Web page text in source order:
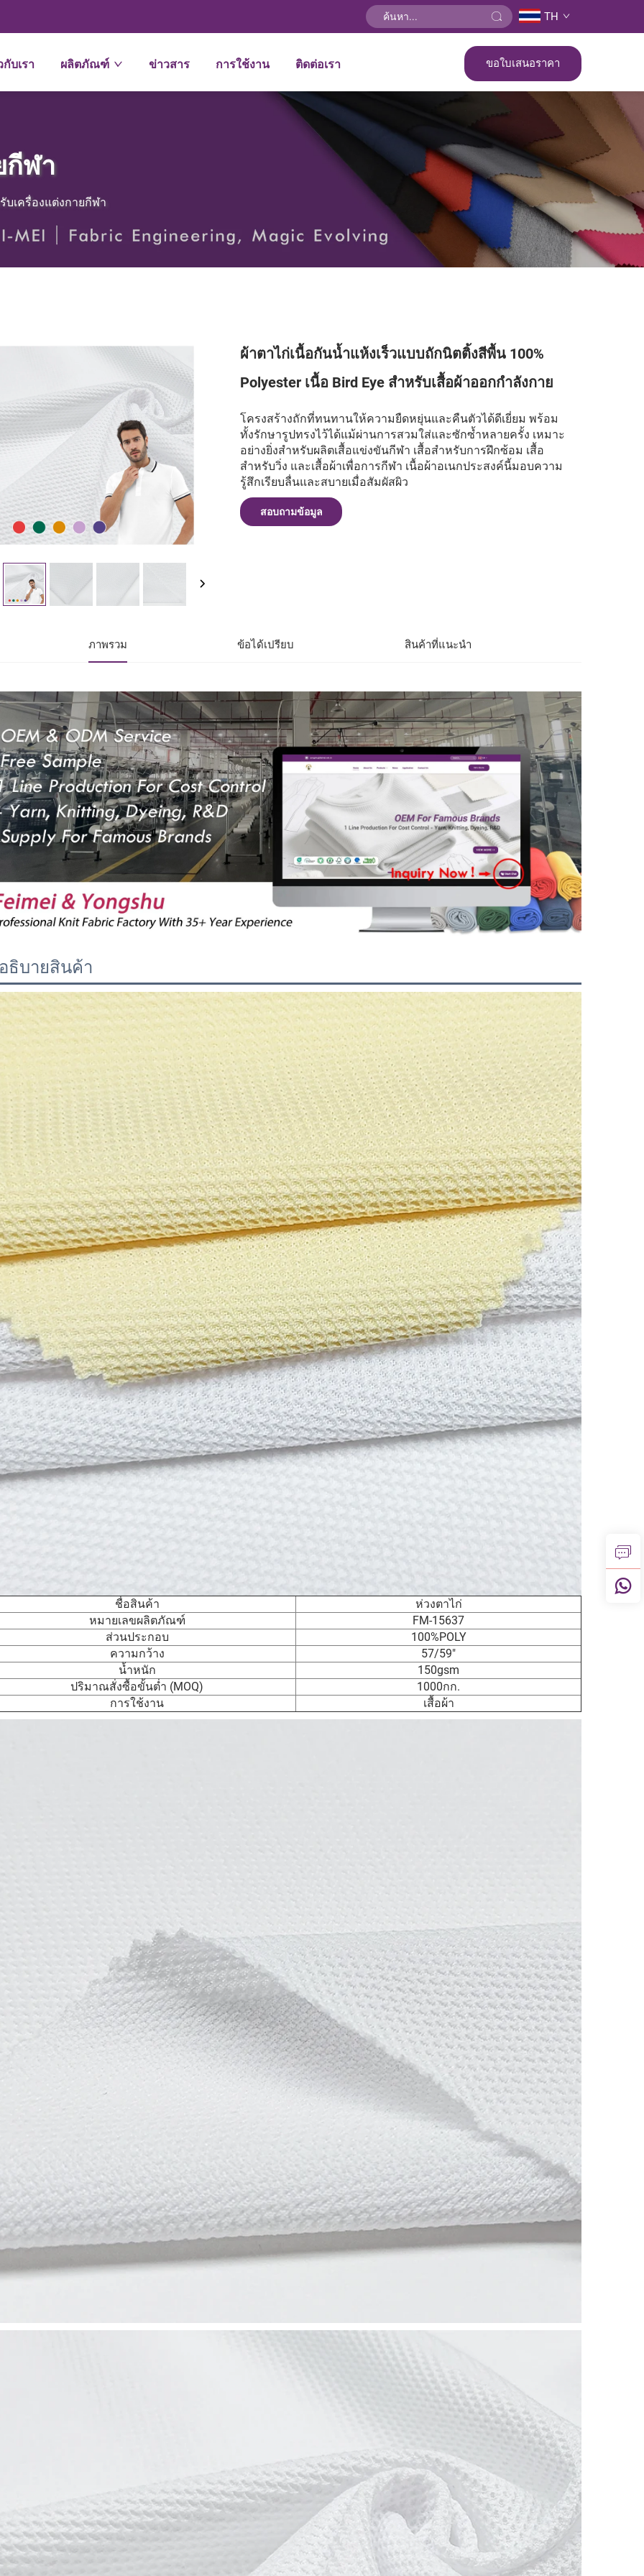
TH
กับเรา ผลิตภัณฑ์ ข่าวสาร การใช้งาน ติดต่อเรา ขอใบเสนอราคา
กีฬา
บเครื่องแต่งกายกีฬา
ผ้าตาไก่เนื้อกันน้ำแห้งเร็วแบบถักนิตติ้งสีพื้น 100%
Polyester เนื้อ Bird Eye สำหรับเสื้อผ้าออกกำลังกาย
โครงสร้างถักที่ทนทานให้ความยืดหยุ่นและคืนตัวได้ดีเยี่ยม พร้อม
ทั้งรักษารูปทรงไว้ได้แม้ผ่านการสวมใส่และซักซ้ำหลายครั้ง เหมาะ
อย่างยิ่งสำหรับผลิตเสื้อแข่งขันกีฬา เสื้อสำหรับการฝึกซ้อม เสื้อ
สำหรับวิ่ง และเสื้อผ้าเพื่อการกีฬา เนื้อผ้าอเนกประสงค์นี้มอบความ
รู้สึกเรียบลื่นและสบายเมื่อสัมผัสผิว
สอบถามข้อมูล
ภาพรวม ข้อได้เปรียบ สินค้าที่แนะนำ
ธิบายสินค้า
ชื่อสินค้า
ห่วงตาไก่
หมายเลขผลิตภัณฑ์
FM-15637
ส่วนประกอบ
100%POLY
ความกว้าง
57/59"
น้ำหนัก
150gsm
ปริมาณสั่งซื้อขั้นต่ำ (MOQ)
1000กก.
การใช้งาน
เสื้อผ้า